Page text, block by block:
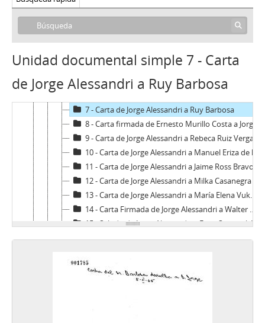
Unidad documental simple 7 - Carta
de Jorge Alessandri a Ruy Barbosa
01 - Documentos personales y correspondencia
1 - Carta firmada de Patricio Huneeus Salas a Gabriela Matte Domeyko en la que autoriza la utilización de las cartas de Jorge Alessandri que él conserva como receptor.
3 - Carta firmada de Jorge Asenjo Gatti a Jorge Alessandri Rodríguez en la cual le agradece por la colaboración y preocupación por las leyes agrarias, específicamente, sobre el uso y regulación de pesticidas.
4 - Carta firmada de Jorge Asenjo Gatti a Jorge Alessandri
5 - Carta firmada de Ruy Barbosa P. a Jorge Alessandri con documentos adjuntos
6 - Carta de Jorge Alessandri a Jorge Asenjo Gatti con documento adjunto
7 - Carta de Jorge Alessandri a Ruy Barbosa
8 - Carta firmada de Ernesto Murillo Costa a Jorge Alessandri
9 - Carta de Jorge Alessandri a Rebeca Ruiz Vergara de León
10 - Carta de Jorge Alessandri a Manuel Eriza de la Vega con nota escrita
11 - Carta de Jorge Alessandri a Jaime Ross Bravo con fotocopia de prensa adjunta.
12 - Carta de Jorge Alessandri a Milka Casanegra
13 - Carta de Jorge Alessandri a María Elena Vukovic de Calcutta
14 - Carta Firmada de Jorge Alessandri a Walter Muller H.
15 - Saludo de Jorge Alessandri a Erico Schwenk W.
16 - Carta de Jorge Alessandri a Raúl Guevara Reyes
18 - Carta de Jorge Alessandri a Juan Gómez Millas
19 - Carta de Jorge Alessandria María Elena Vukovic de Calcutta